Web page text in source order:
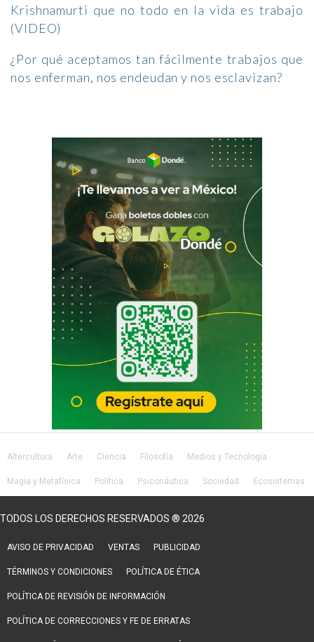
Krishnamurti que no todo en la vida es trabajo
(VIDEO)
¿Por qué aceptamos tan fácilmente trabajos que
nos enferman, nos endeudan y nos esclavizan?
Altercultura Arte Ciencia Filosofía Medios y Tecnología
Magia y Metafísica Política Psiconáutica Sociedad Ecosistemas
TODOS LOS DERECHOS RESERVADOS ® 2026
AVISO DE PRIVACIDAD VENTAS PUBLICIDAD
TÉRMINOS Y CONDICIONES POLÍTICA DE ÉTICA
POLÍTICA DE REVISIÓN DE INFORMACIÓN
POLÍTICA DE CORRECCIONES Y FE DE ERRATAS